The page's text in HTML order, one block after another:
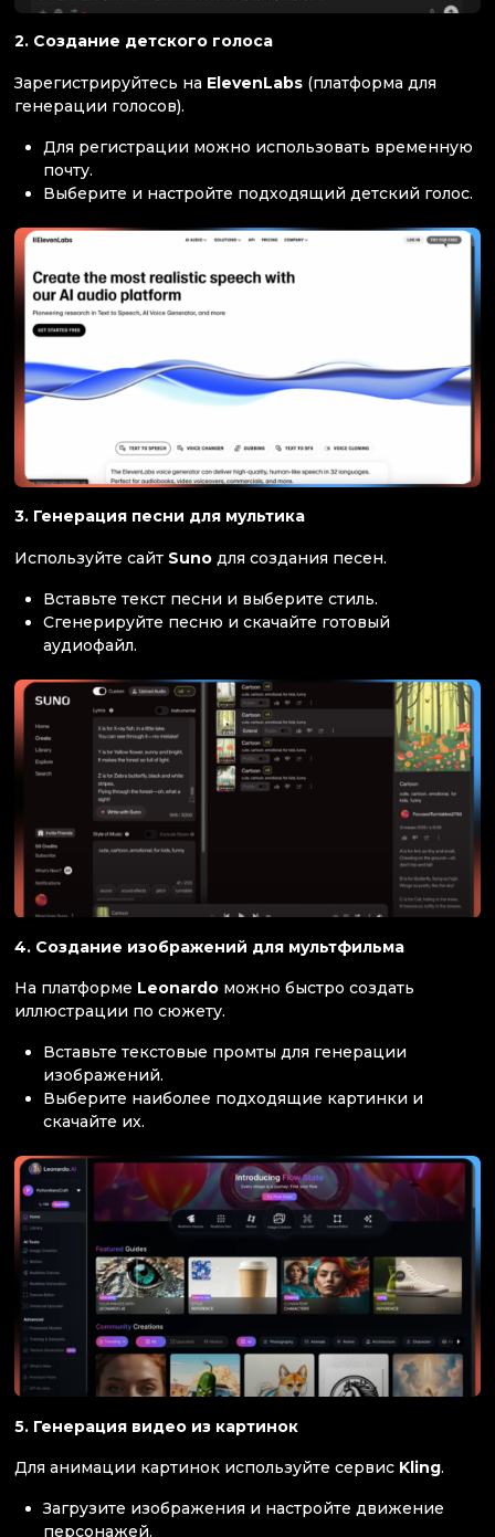
2. Создание детского голоса
Зарегистрируйтесь на ElevenLabs (платформа для
генерации голосов).
Для регистрации можно использовать временную
почту.
Выберите и настройте подходящий детский голос.
3. Генерация песни для мультика
Используйте сайт Suno для создания песен.
Вставьте текст песни и выберите стиль.
Сгенерируйте песню и скачайте готовый
аудиофайл.
4. Создание изображений для мультфильма
На платформе Leonardo можно быстро создать
иллюстрации по сюжету.
Вставьте текстовые промты для генерации
изображений.
Выберите наиболее подходящие картинки и
скачайте их.
5. Генерация видео из картинок
Для анимации картинок используйте сервис Kling.
Загрузите изображения и настройте движение
персонажей.